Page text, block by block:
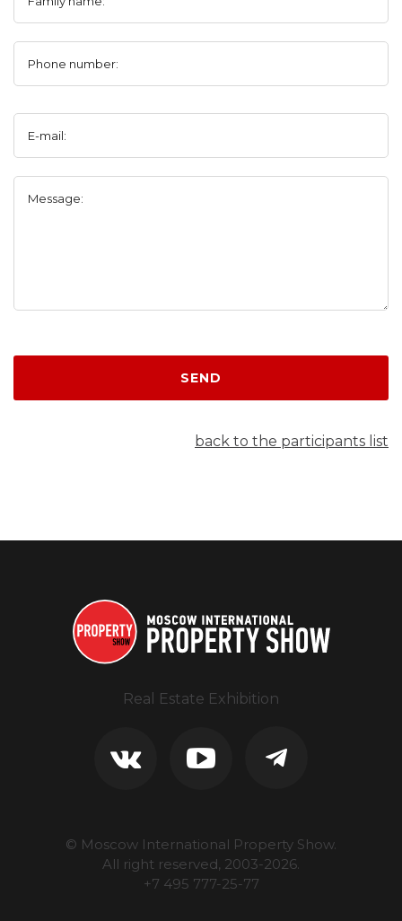
Phone number:
E-mail:
Message:
SEND
back to the participants list
Real Estate Exhibition
© Moscow International Property Show.
All right reserved, 2003-2026.
+7 495 777-25-77